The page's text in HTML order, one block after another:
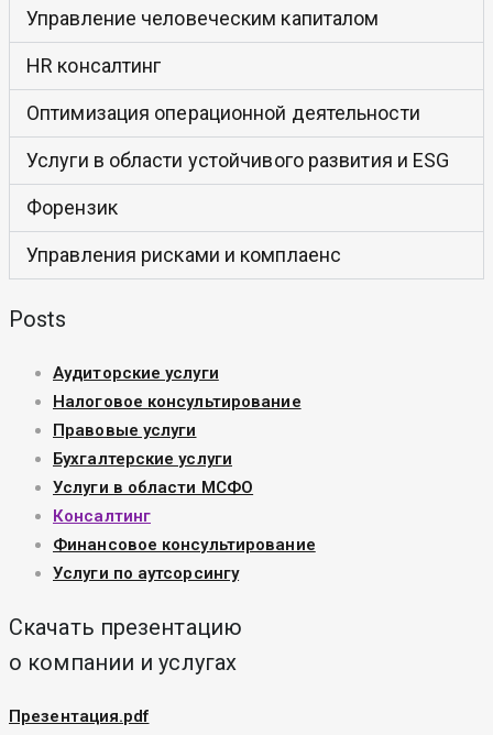
Управление человеческим капиталом
HR консалтинг
Оптимизация операционной деятельности
Услуги в области устойчивого развития и ESG
Форензик
Управления рисками и комплаенс
Posts
Аудиторские услуги
Налоговое консультирование
Правовые услуги
Бухгалтерские услуги
Услуги в области МСФО
Консалтинг
Финансовое консультирование
Услуги по аутсорсингу
Скачать презентацию
о компании и услугах
Презентация.pdf